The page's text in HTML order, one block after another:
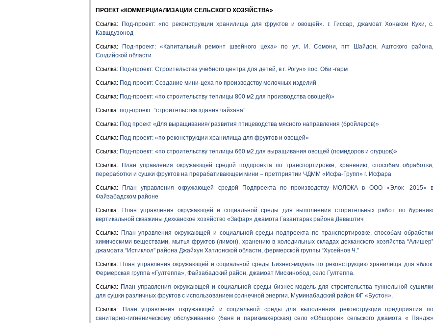
ПРОЕКТ« КОММЕРЦИАЛИЗАЦИИ СЕЛЬСКОГО ХОЗЯЙСТВА»
Ссылка:
Под-проект: «по реконструкции хранилища для фруктов и овощей». г. Гиссар, джамоат Хонакои Кухи, с.
Кавшдузонод
Ссылка:
Под-проект: «Капитальный ремонт швейного цеха» по ул. И. Сомони, пгт Шайдон, Аштского района,
Согдийской области
Ссылка: Под-проект: Строительства учебного центра для детей, в г. Рогун» пос. Оби -гарм
Ссылка: Под-проект: Создание мини-цеха по производству молочных изделий
Ссылка: Под-проект: «по строительству теплицы 800 м2 для производства овощей)»
Ссылка: под-проект: “строительства здания чайхана”
Ссылка: Под проект «Для выращивания/ развития птицеводства мясного направления (бройлеров)»
Ссылка: Под-проект: «по реконструкции хранилища для фруктов и овощей»
Ссылка: Под-проект: «по строительству теплицы 660 м2 для выращивания овощей (помидоров и огурцов)»
Ссылка:
План управления окружающей средой подпроекта по транспортировке, хранению, способам обработки,
переработки и сушки фруктов на прерабативающем мини – претприятии ЧДММ «Исфа-Групп» г. Исфара
Ссылка:
План управления окружающей средой Подпроекта по производству МОЛОКА в ООО «Элок -2015» в
Файзабадском районе
Ссылка:
План управления окружающей и социальной среды для выполнения сторительных работ по бурению
вертикальной скважины дехканское хозяйство «Зафар» джамота Газантарак района Деваштич
Ссылка: План управления окружающей и социальной среды подпроекта по транспортировке, способам обработки
химическими веществами, мытья фруктов (лимон), хранению в холодильных складах дехканского хозяйства “Алишер”
джамоата “Истиклол” района Джайхун Хатлонской области, фермерской группы “Хусейнов Ч.”
Ссылка: План управления окружающей и социальной среды Бизнес-модель по реконструкцию хранилища для яблок.
Фермерская группа «Гултеппа», Файзабадский район, джамоат Мискинобод, село Гултеппа.
Ссылка: План управления окружающей и социальной среды бизнес-модель для строительства туннельной сушилки
для сушки различных фруктов с использованием солнечной энергии. Муминабадский район ФГ «Бустон».
Ссылка:
План управления окружающей и социальной среды для выполнения реконструкции предприятия по
санитарно-гигиеническому обслуживанию (баня и парикмахерская) село «Обшорон» сельского джамота « Пяндж»